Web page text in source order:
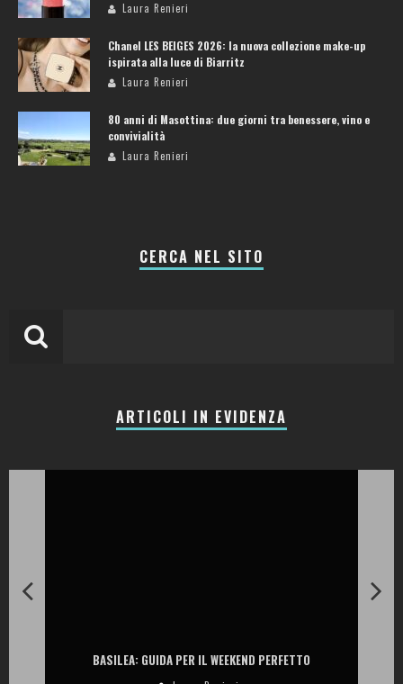
Laura Renieri
Chanel LES BEIGES 2026: la nuova collezione make-up
ispirata alla luce di Biarritz
Laura Renieri
80 anni di Masottina: due giorni tra benessere, vino e
convivialità
Laura Renieri
CERCA NEL SITO
ARTICOLI IN EVIDENZA
BASILEA: GUIDA PER IL WEEKEND PERFETTO